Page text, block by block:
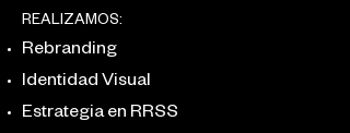
REALIZAMOS:​​​
Rebranding
Identidad Visual
Estrategia en RRSS